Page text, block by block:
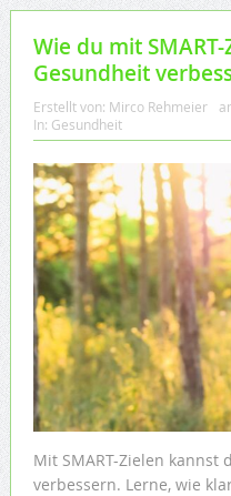
Wie du mit
Gesundheit
Erstellt von: Mirco Rehmeier
In: Gesundheit
Mit SMART-Zielen
verbessern. Lerne, wie